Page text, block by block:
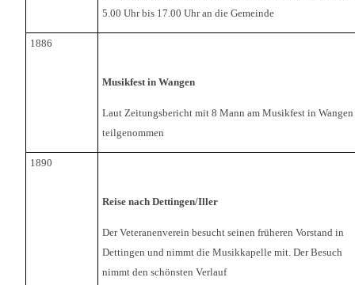
5.00 Uhr bis 17.00 Uhr an die Gemeinde
1886
Musikfest in Wangen
Laut Zeitungsbericht mit 8 Mann am Musikfest in Wangen
teilgenommen
1890
Reise nach Dettingen/Iller
Der Veteranenverein besucht seinen früheren Vorstand in
Dettingen und nimmt die Musikkapelle mit. Der Besuch
nimmt den schönsten Verlauf